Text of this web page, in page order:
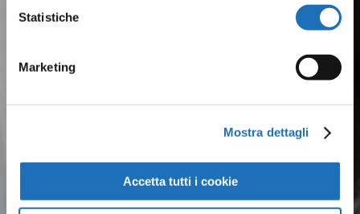
Statistiche
Marketing
Mostra dettagli
Accetta tutti i cookie